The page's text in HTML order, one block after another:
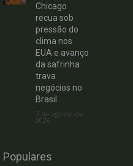
Chicago
recua sob
pressão do
clima nos
EUA e avanço
da safrinha
trava
negócios no
Brasil
7 de agosto de
2026
Populares